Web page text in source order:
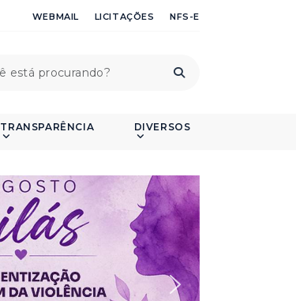
WEBMAIL LICITAÇÕES NFS-E
TRANSPARÊNCIA DIVERSOS